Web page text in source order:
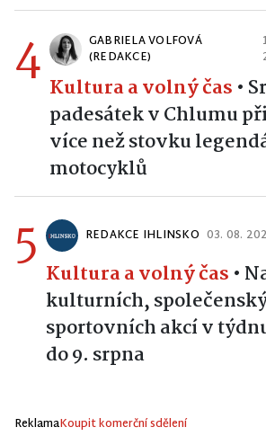
4
GABRIELA VOLFOVÁ
(REDAKCE)
Kultura a volný čas •
padesátek v Chlumu
více než stovku
motocyklů
5 REDAKCE IHLINSKO 03. 08.
Kultura a volný čas •
kulturních,
sportovních akcí v
do 9. srpna
ReklamaKoupit komerční sdělení